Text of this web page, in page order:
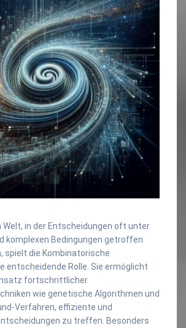
Welt, in der Entscheidungen oft unter
komplexen Bedingungen getroffen
spielt die Kombinatorische
entscheidende Rolle. Sie ermöglicht
fortschrittlicher
wie genetische Algorithmen und
Verfahren, effiziente und
zu treffen. Besonders